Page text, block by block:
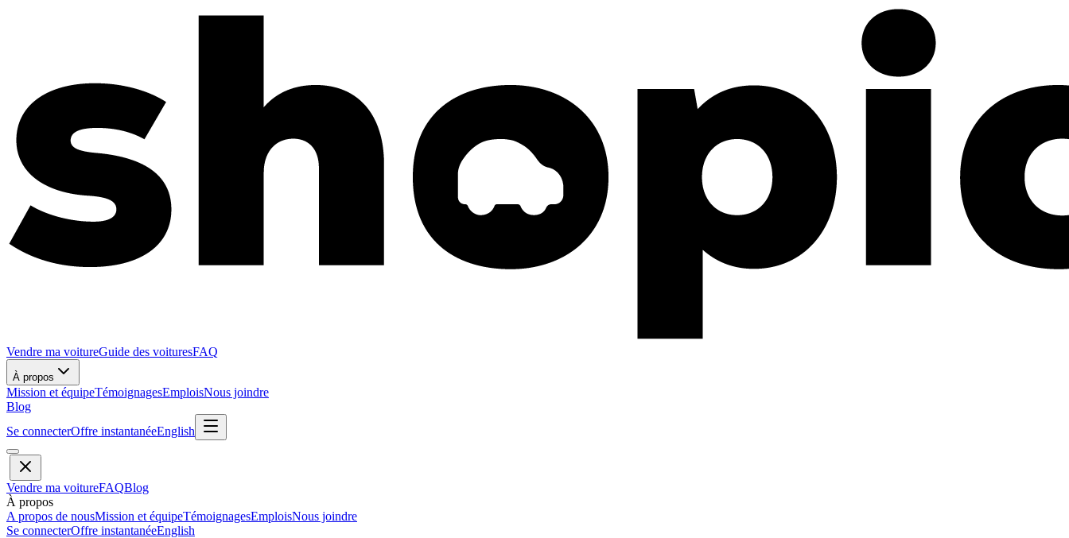
Vendre ma voitureGuide des voituresFAQ
À propos
Mission et équipeTémoignagesEmploisNous joindre
Blog
Se connecterOffre instantanéeEnglish
Vendre ma voitureFAQBlog
À propos
A propos de nousMission et équipeTémoignagesEmploisNous joindre
Se connecterOffre instantanéeEnglish